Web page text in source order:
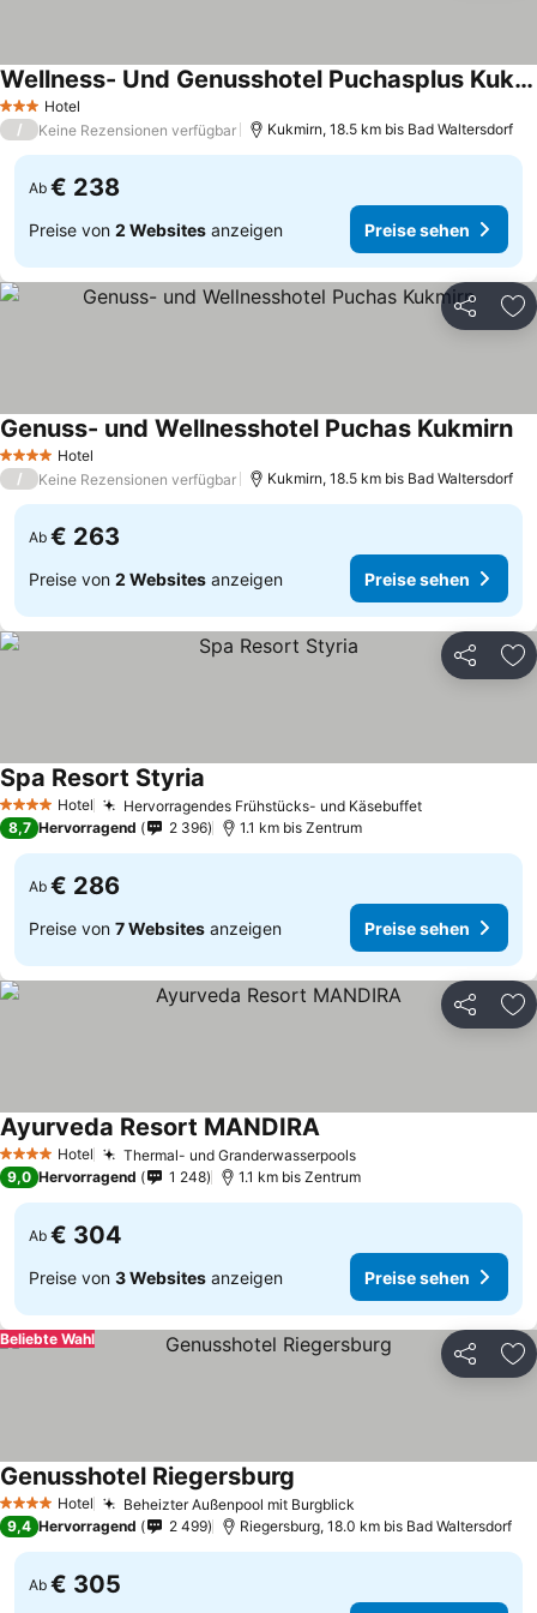
3 SterneHotel
Wellness- Und Genusshotel Puchasplus Kukmirn
Preise sehen
/ Keine Rezensionen verfügbar Kukmirn, 18.5 km bis Bad Waltersdorf
Ab € 238
Preise von 2 Websites anzeigen Preise sehen
Teilen
4 Sterne Hotel
Genuss- und Wellnesshotel Puchas Kukmirn
/ Keine Rezensionen verfügbar Kukmirn, 18.5 km bis Bad Waltersdorf
Ab € 263
Preise von 2 Websites anzeigen Preise sehen
Teilen
4 Sterne Hotel Hervorragendes Frühstücks- und KäsebuffetPreise sehen
Spa Resort Styria
8,7 Hervorragend 2 396 1.1 km bis Zentrum
Ab € 286
Preise von 7 Websites anzeigen Preise sehen
Teilen
4 Sterne Hotel Thermal- und GranderwasserpoolsPreise sehen
Ayurveda Resort MANDIRAPreise sehen
9,0 Hervorragend 1 248 1.1 km bis Zentrum
Ab € 304
Preise von 3 Websites anzeigen Preise sehen
Teilen
Beliebte Wahl
4 Sterne Hotel Beheizter Außenpool mit Burgblick
Genusshotel Riegersburg
9,4 Hervorragend 2 499 Riegersburg, 18.0 km bis Bad Waltersdorf
Ab € 305